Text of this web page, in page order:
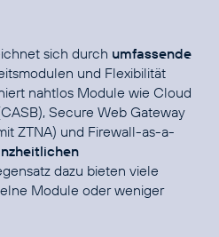
sich durch umfassende
und Flexibilität
nahtlos Module wie Cloud
Secure Web Gateway
ZTNA) und Firewall-as-a-
dazu bieten viele
Module oder weniger